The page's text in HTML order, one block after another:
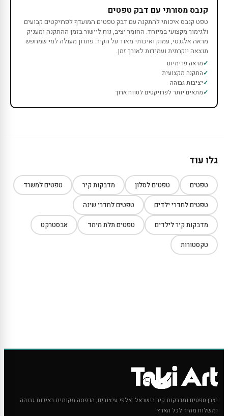
קנבס מסורתי עם דבק טפטים
טפט קנבס איכותי להתקנה עם דבק טפטים המועדף לפרויקטים קבועים
ולגימור מקצועי במיוחד. החומר יציב, נוח ליישור בזמן ההתקנה ומעניק
מראה אלגנטי, עמוק ואיכותי מאוד על הקיר. פתרון מעולה למי שמחפש
תוצאה יוקרתית ועמידות לאורך זמן.
מראה פרימיום
התקנה מקצועית
יציבות גבוהה
מתאים יותר לפרויקטים לטווח ארוך
גלו עוד
טפטים טפטים לסלון מדבקות קיר טפטים למשרד
טפטים לחדרי ילדים טפטים לחדרי שינה
מדבקות קיר לילדים טפטים תלת מימד אבסטרקט
טקסטורות
יצרן טפטים ומדבקות קיר בישראל. אלפי עיצובים, הדפסה מקומית באיכות גבוהה
ומשלוח מהיר לכל הארץ.